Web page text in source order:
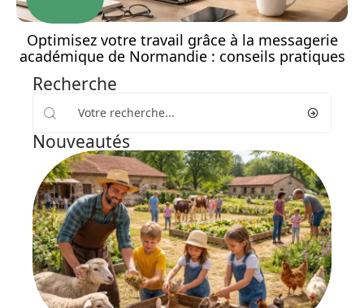
Optimisez votre travail grâce à la messagerie
académique de Normandie : conseils pratiques
Recherche
Nouveautés